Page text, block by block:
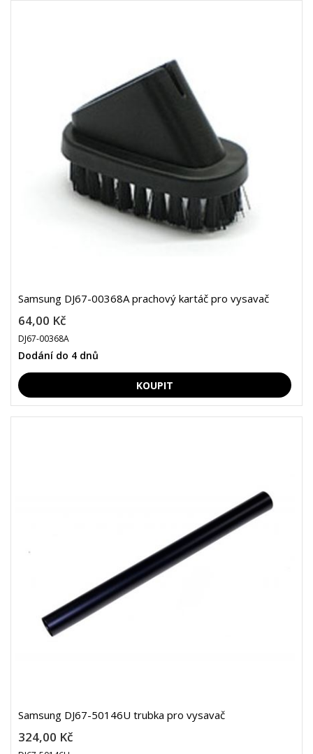
Samsung DJ67-00368A prachový kartáč pro vysavač
64,00 Kč
DJ67-00368A
Dodání do 4 dnů
Samsung DJ67-50146U trubka pro vysavač
324,00 Kč